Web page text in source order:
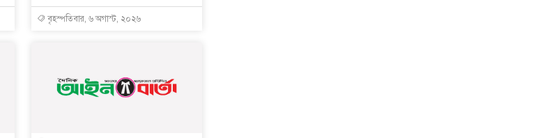
বৃহস্পতিবার, ৬ অগাস্ট, ২০২৬